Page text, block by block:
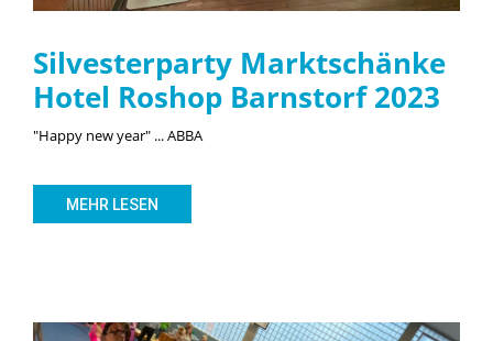
Silvesterparty Marktschänke
Hotel Roshop Barnstorf 2023
"Happy new year" ... ABBA
MEHR LESEN